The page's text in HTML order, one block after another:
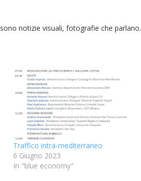
sono notizie visuali, fotografie che parlano.
Traffico intra-mediterraneo
6 Giugno 2023
In "blue economy"